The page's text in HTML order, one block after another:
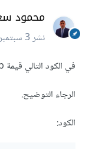
محمود
نشر3 سبتمبر 2022
في الكود التالي قيمة b في الحالتين تساوي 0.
الرجاء التوضيح.
الكود: